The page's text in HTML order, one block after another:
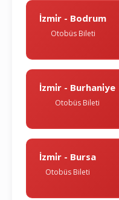
İzmi̇r - Bodrum
Otobüs Bileti
İzmi̇r - Burhani̇ye
Otobüs Bileti
İzmi̇r - Bursa
Otobüs Bileti